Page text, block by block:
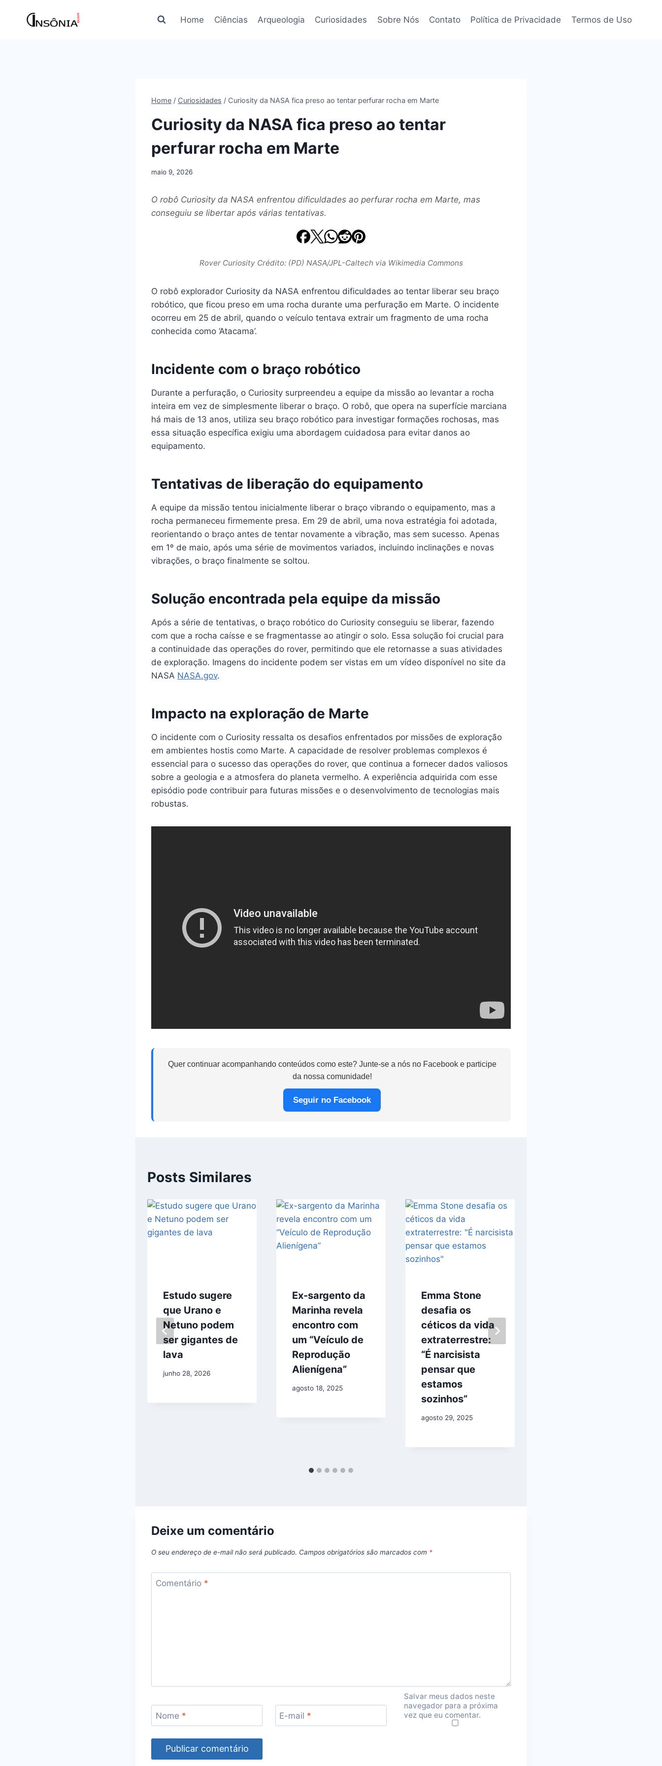
Home Ciências Arqueologia Curiosidades Sobre Nós Contato Política de Privacidade Termos de Uso
Home / Curiosidades / Curiosity da NASA fica preso ao tentar perfurar rocha em Marte
Curiosity da NASA fica preso ao tentar
perfurar rocha em Marte
maio 9, 2026
O robô Curiosity da NASA enfrentou dificuldades ao perfurar rocha em Marte, mas
conseguiu se libertar após várias tentativas.
Rover Curiosity Crédito: (PD) NASA/JPL-Caltech via Wikimedia Commons
O robô explorador Curiosity da NASA enfrentou dificuldades ao tentar liberar seu braço
robótico, que ficou preso em uma rocha durante uma perfuração em Marte. O incidente
ocorreu em 25 de abril, quando o veículo tentava extrair um fragmento de uma rocha
conhecida como ‘Atacama’.
Incidente com o braço robótico
Durante a perfuração, o Curiosity surpreendeu a equipe da missão ao levantar a rocha
inteira em vez de simplesmente liberar o braço. O robô, que opera na superfície marciana
há mais de 13 anos, utiliza seu braço robótico para investigar formações rochosas, mas
essa situação específica exigiu uma abordagem cuidadosa para evitar danos ao
equipamento.
Tentativas de liberação do equipamento
A equipe da missão tentou inicialmente liberar o braço vibrando o equipamento, mas a
rocha permaneceu firmemente presa. Em 29 de abril, uma nova estratégia foi adotada,
reorientando o braço antes de tentar novamente a vibração, mas sem sucesso. Apenas
em 1º de maio, após uma série de movimentos variados, incluindo inclinações e novas
vibrações, o braço finalmente se soltou.
Solução encontrada pela equipe da missão
Após a série de tentativas, o braço robótico do Curiosity conseguiu se liberar, fazendo
com que a rocha caísse e se fragmentasse ao atingir o solo. Essa solução foi crucial para
a continuidade das operações do rover, permitindo que ele retornasse a suas atividades
de exploração. Imagens do incidente podem ser vistas em um vídeo disponível no site da
NASA NASA.gov.
Impacto na exploração de Marte
O incidente com o Curiosity ressalta os desafios enfrentados por missões de exploração
em ambientes hostis como Marte. A capacidade de resolver problemas complexos é
essencial para o sucesso das operações do rover, que continua a fornecer dados valiosos
sobre a geologia e a atmosfera do planeta vermelho. A experiência adquirida com esse
episódio pode contribuir para futuras missões e o desenvolvimento de tecnologias mais
robustas.
Quer continuar acompanhando conteúdos como este? Junte-se a nós no Facebook e participe
da nossa comunidade!
Seguir no Facebook
Posts Similares
Estudo sugere
que Urano e
Netuno podem
ser gigantes de
lava
junho 28, 2026
Ex-sargento da
Marinha revela
encontro com
um “Veículo de
Reprodução
Alienígena”
agosto 18, 2025
Emma Stone
desafia os
céticos da vida
extraterrestre:
“É narcisista
pensar que
estamos
sozinhos”
agosto 29, 2025
Deixe um comentário
O seu endereço de e-mail não será publicado. Campos obrigatórios são marcados com *
Comentário *
Nome * E-mail *
Salvar meus dados neste
navegador para a próxima
vez que eu comentar.